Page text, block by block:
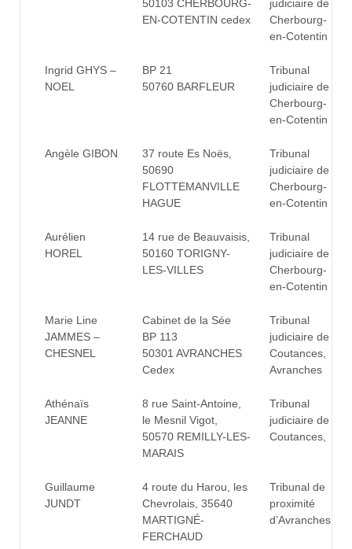
50103 CHERBOURG-
EN-COTENTIN cedex
judiciaire de
Cherbourg-
en-Cotentin
Ingrid GHYS –
NOEL
BP 21
50760 BARFLEUR
Tribunal
judiciaire de
Cherbourg-
en-Cotentin
Angèle GIBON
37 route Es Noës,
50690
FLOTTEMANVILLE
HAGUE
Tribunal
judiciaire de
Cherbourg-
en-Cotentin
Aurélien
HOREL
14 rue de Beauvaisis,
50160 TORIGNY-
LES-VILLES
Tribunal
judiciaire de
Cherbourg-
en-Cotentin
Marie Line
JAMMES –
CHESNEL
Cabinet de la Sée
BP 113
50301 AVRANCHES
Cedex
Tribunal
judiciaire de
Coutances,
Avranches
Athénaïs
JEANNE
8 rue Saint-Antoine,
le Mesnil Vigot,
50570 REMILLY-LES-
MARAIS
Tribunal
judiciaire de
Coutances,
Guillaume
JUNDT
4 route du Harou, les
Chevrolais, 35640
MARTIGNÉ-
FERCHAUD
Tribunal de
proximité
d’Avranches